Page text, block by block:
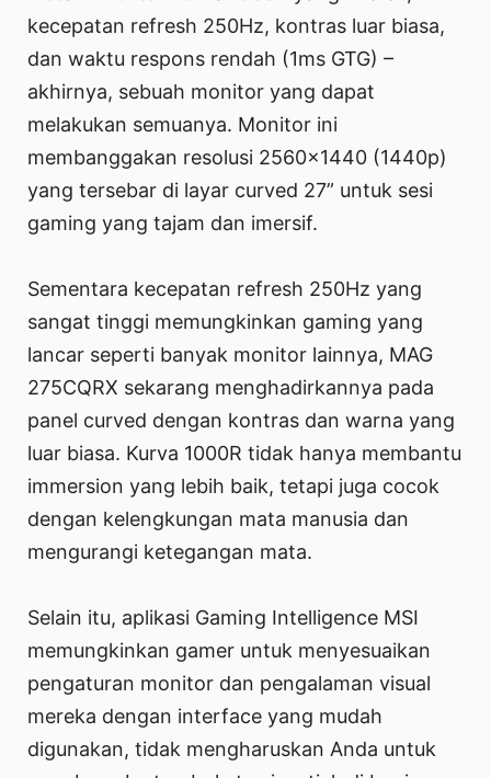
kecepatan refresh 250Hz, kontras luar biasa,
dan waktu respons rendah (1ms GTG) –
akhirnya, sebuah monitor yang dapat
melakukan semuanya. Monitor ini
membanggakan resolusi 2560x1440 (1440p)
yang tersebar di layar curved 27” untuk sesi
gaming yang tajam dan imersif.
Sementara kecepatan refresh 250Hz yang
sangat tinggi memungkinkan gaming yang
lancar seperti banyak monitor lainnya, MAG
275CQRX sekarang menghadirkannya pada
panel curved dengan kontras dan warna yang
luar biasa. Kurva 1000R tidak hanya membantu
immersion yang lebih baik, tetapi juga cocok
dengan kelengkungan mata manusia dan
mengurangi ketegangan mata.
Selain itu, aplikasi Gaming Intelligence MSI
memungkinkan gamer untuk menyesuaikan
pengaturan monitor dan pengalaman visual
mereka dengan interface yang mudah
digunakan, tidak mengharuskan Anda untuk